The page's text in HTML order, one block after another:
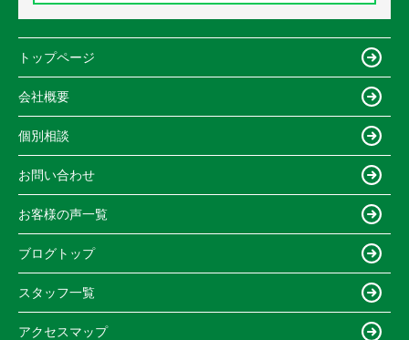
トップページ
会社概要
個別相談
お問い合わせ
お客様の声一覧
ブログトップ
スタッフ一覧
アクセスマップ